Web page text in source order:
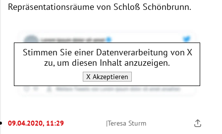
Repräsentationsräume von Schloß Schönbrunn.
Stimmen Sie einer Datenverarbeitung von X
zu, um diesen Inhalt anzuzeigen.
X Akzeptieren
09.04.2020, 11:29 |Teresa Sturm